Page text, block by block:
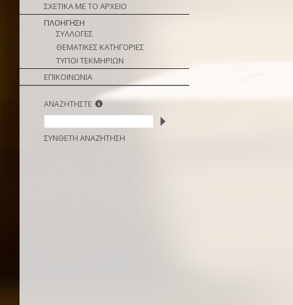
ΣΧΕΤΙΚΑ ΜΕ ΤΟ ΑΡΧΕΙΟ
ΠΛΟΗΓΗΣΗ
ΣΥΛΛΟΓΕΣ
ΘΕΜΑΤΙΚΕΣ ΚΑΤΗΓΟΡΙΕΣ
ΤΥΠΟΙ ΤΕΚΜΗΡΙΩΝ
ΕΠΙΚΟΙΝΩΝΙΑ
ΑΝΑΖΗΤΗΣΤΕ
ΣΥΝΘΕΤΗ ΑΝΑΖΗΤΗΣΗ